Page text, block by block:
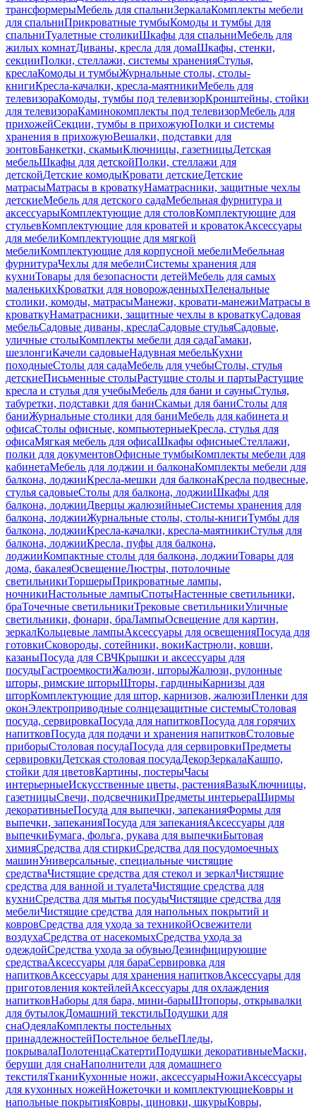
трансформерыМебель для спальниЗеркалаКомплекты мебели
для спальниПрикроватные тумбыКомоды и тумбы для
спальниТуалетные столикиШкафы для спальниМебель для
жилых комнатДиваны, кресла для домаШкафы, стенки,
секцииПолки, стеллажи, системы храненияСтулья,
креслаКомоды и тумбыЖурнальные столы, столы-
книгиКресла-качалки, кресла-маятникиМебель для
телевизораКомоды, тумбы под телевизорКронштейны, стойки
для телевизораКаминокомплекты под телевизорМебель для
прихожейСекции, тумбы в прихожуюПолки и системы
хранения в прихожуюВешалки, подставки для
зонтовБанкетки, скамьиКлючницы, газетницыДетская
мебельШкафы для детскойПолки, стеллажи для
детскойДетские комодыКровати детскиеДетские
матрасыМатрасы в кроваткуНаматрасники, защитные чехлы
детскиеМебель для детского садаМебельная фурнитура и
аксессуарыКомплектующие для столовКомплектующие для
стульевКомплектующие для кроватей и кроватокАксессуары
для мебелиКомплектующие для мягкой
мебелиКомплектующие для корпусной мебелиМебельная
фурнитураЧехлы для мебелиСистемы хранения для
кухниТовары для безопасности детейМебель для самых
маленькихКроватки для новорожденныхПеленальные
столики, комоды, матрасыМанежи, кровати-манежиМатрасы в
кроваткуНаматрасники, защитные чехлы в кроваткуСадовая
мебельСадовые диваны, креслаСадовые стульяСадовые,
уличные столыКомплекты мебели для садаГамаки,
шезлонгиКачели садовыеНадувная мебельКухни
походныеСтолы для садаМебель для учебыСтолы, стулья
детскиеПисьменные столыРастущие столы и партыРастущие
кресла и стулья для учебыМебель для бани и сауныСтулья,
табуретки, подставки для баниСкамьи для баниСтолы для
баниЖурнальные столики для баниМебель для кабинета и
офисаСтолы офисные, компьютерныеКресла, стулья для
офисаМягкая мебель для офисаШкафы офисныеСтеллажи,
полки для документовОфисные тумбыКомплекты мебели для
кабинетаМебель для лоджии и балконаКомплекты мебели для
балкона, лоджииКресла-мешки для балконаКресла подвесные,
стулья садовыеСтолы для балкона, лоджииШкафы для
балкона, лоджииДверцы жалюзийныеСистемы хранения для
балкона, лоджииЖурнальные столы, столы-книгиТумбы для
балкона, лоджииКресла-качалки, кресла-маятникиСтулья для
балкона, лоджииКресла, пуфы для балкона,
лоджииКомпактные столы для балкона, лоджииТовары для
дома, бакалеяОсвещениеЛюстры, потолочные
светильникиТоршерыПрикроватные лампы,
ночникиНастольные лампыСпотыНастенные светильники,
браТочечные светильникиТрековые светильникиУличные
светильники, фонари, браЛампыОсвещение для картин,
зеркалКольцевые лампыАксессуары для освещенияПосуда для
готовкиСковороды, сотейники, вокиКастрюли, ковши,
казаныПосуда для СВЧКрышки и аксессуары для
посудыГастроемкостиЖалюзи, шторыЖалюзи, рулонные
шторы, римские шторыШторы, гардиныКарнизы для
шторКомплектующие для штор, карнизов, жалюзиПленки для
оконЭлектроприводные солнцезащитные системыСтоловая
посуда, сервировкаПосуда для напитковПосуда для горячих
напитковПосуда для подачи и хранения напитковСтоловые
приборыСтоловая посудаПосуда для сервировкиПредметы
сервировкиДетская столовая посудаДекорЗеркалаКашпо,
стойки для цветовКартины, постерыЧасы
интерьерныеИскусственные цветы, растенияВазыКлючницы,
газетницыСвечи, подсвечникиПредметы интерьераШирмы
декоративныеПосуда для выпечки, запеканияФормы для
выпечки, запеканияПосуда для запеканияАксессуары для
выпечкиБумага, фольга, рукава для выпечкиБытовая
химияСредства для стиркиСредства для посудомоечных
машинУниверсальные, специальные чистящие
средстваЧистящие средства для стекол и зеркалЧистящие
средства для ванной и туалетаЧистящие средства для
кухниСредства для мытья посудыЧистящие средства для
мебелиЧистящие средства для напольных покрытий и
ковровСредства для ухода за техникойОсвежители
воздухаСредства от насекомыхСредства ухода за
одеждойСредства ухода за обувьюДезинфицирующие
средстваАксессуары для бараСервировка для
напитковАксессуары для хранения напитковАксессуары для
приготовления коктейлейАксессуары для охлаждения
напитковНаборы для бара, мини-барыШтопоры, открывалки
для бутылокДомашний текстильПодушки для
снаОдеялаКомплекты постельных
принадлежностейПостельное бельеПледы,
покрывалаПолотенцаСкатертиПодушки декоративныеМаски,
беруши для снаНаполнители для домашнего
текстиляТканиКухонные ножи, аксессуарыНожиАксессуары
для кухонных ножейНожеточки и комплектующиеКовры и
напольные покрытияКовры, циновки, шкурыКовры,